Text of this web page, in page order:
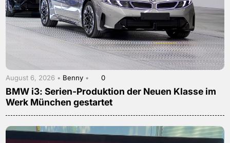
August 6, 2026 • Benny • 0
BMW i3: Serien-Produktion der Neuen Klasse im
Werk München gestartet